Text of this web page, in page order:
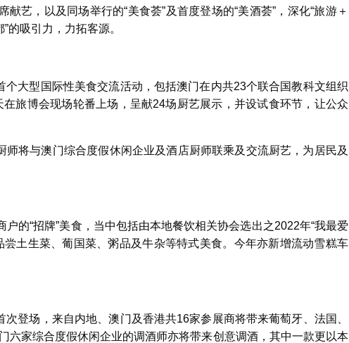
献艺，以及同场举行的“美食荟”及首度登场的“美酒荟”，深化“旅游＋
的吸引力，力拓客源。
个大型国际性美食交流活动，包括澳门在内共23个联合国教科文组织
旅博会现场轮番上场，呈献24场厨艺展示，并设试食环节，让公众
师将与澳门综合度假休闲企业及酒店厨师联乘及交流厨艺，为居民及
户的“招牌”美食，当中包括由本地餐饮相关协会选出之2022年“我最爱
土生菜、葡国菜、粥品及牛杂等特式美食。今年亦新增流动雪糕车
次登场，来自内地、澳门及香港共16家参展商将带来葡萄牙、法国、
六家综合度假休闲企业的调酒师亦将带来创意调酒，其中一款更以本